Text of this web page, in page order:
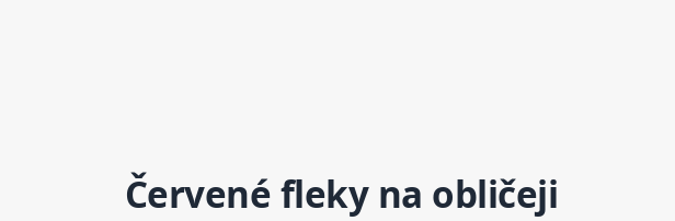
Červené flekyna obličeji